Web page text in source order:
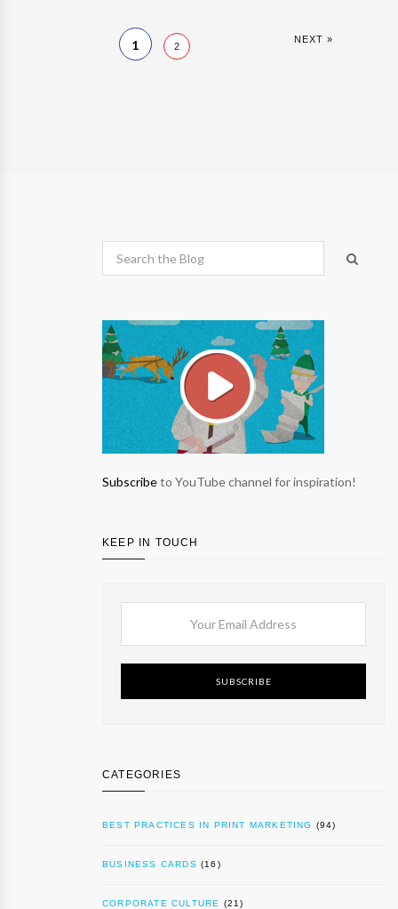
1 2
NEXT »
Subscribeto YouTube channel for inspiration!
KEEP IN TOUCH
SUBSCRIBE
CATEGORIES
BEST PRACTICES IN PRINT MARKETING (94)
BUSINESS CARDS (16)
CORPORATE CULTURE (21)